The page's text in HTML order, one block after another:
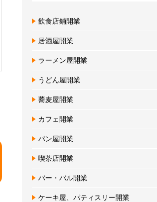
飲食店鋪開業
居酒屋開業
ラーメン屋開業
うどん屋開業
蕎麦屋開業
カフェ開業
パン屋開業
喫茶店開業
バー・バル開業
ケーキ屋、パティスリー開業